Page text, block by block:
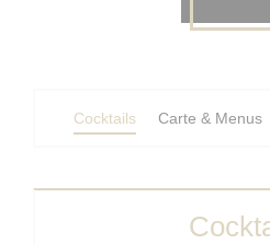
Cocktails Carte & Menus